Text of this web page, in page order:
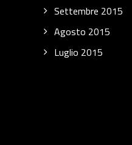
Settembre 2015
Agosto 2015
Luglio 2015